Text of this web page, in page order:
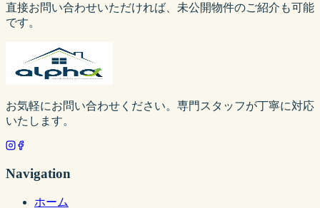
直接お問い合わせいただければ、未公開物件のご紹介も可能
です。
お気軽にお問い合わせください。専門スタッフが丁寧に対応
いたします。
Navigation
ホーム